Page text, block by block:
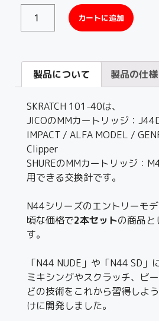
カートに追加
製品について 製品の仕様
SKRATCH 101-40は、
JICOのMMカートリッジ：
IMPACT / ALFA MODEL /
Clipper
SHUREのMMカートリッジ：
用できる交換針です。
N44シリーズのエントリーモ
頃な価格で2本セットの商品と
す。
「N44 NUDE」や「N44 SD」
ミキシングやスクラッチ、ビ
どの技術をこれから習得しよ
けに開発しました。